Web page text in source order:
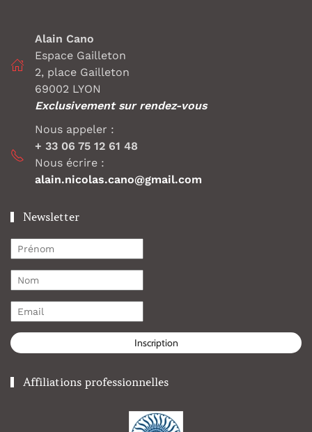
Alain Cano
Espace Gailleton
2, place Gailleton
69002 LYON
Exclusivement sur rendez-vous
Nous appeler :
+ 33 06 75 12 61 48
Nous écrire :
alain.nicolas.cano@gmail.com
Newsletter
Inscription
Affiliations professionnelles